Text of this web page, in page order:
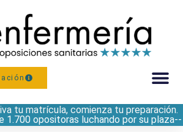
tu matrícula, comienza tu preparación.
1.700 opositoras luchando por su plaza--